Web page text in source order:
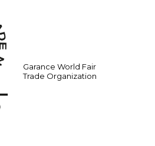
Garance World Fair
Trade Organization